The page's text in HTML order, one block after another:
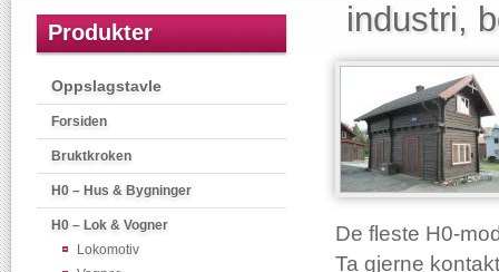
Produkter
Oppslagstavle
Forsiden
Bruktkroken
H0 – Hus & Bygninger
H0 – Lok & Vogner
Lokomotiv
industri,
De fleste H0-
Ta gjerne